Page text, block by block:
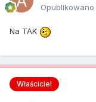
Opublikowano
Na TAK
Właściciel